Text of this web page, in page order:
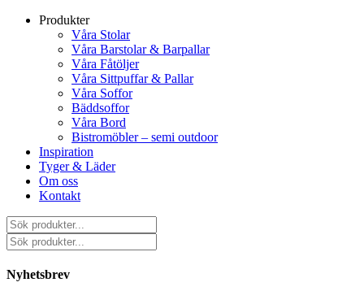
Produkter
Våra Stolar
Våra Barstolar & Barpallar
Våra Fåtöljer
Våra Sittpuffar & Pallar
Våra Soffor
Bäddsoffor
Våra Bord
Bistromöbler – semi outdoor
Inspiration
Tyger & Läder
Om oss
Kontakt
Nyhetsbrev